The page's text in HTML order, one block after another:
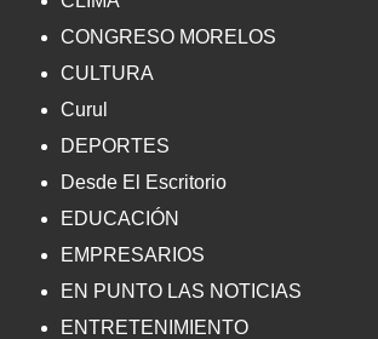
CONGRESO MORELOS
CULTURA
Curul
DEPORTES
Desde El Escritorio
EDUCACIÓN
EMPRESARIOS
EN PUNTO LAS NOTICIAS
ENTRETENIMIENTO